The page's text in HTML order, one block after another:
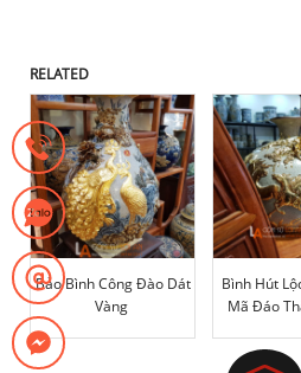
RELATED
Bảo Bình Công Đào Dát
Vàng
Bình Hút
Mã Đáo